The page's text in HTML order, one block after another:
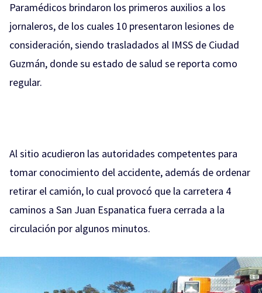
Paramédicos brindaron los primeros auxilios a los
jornaleros, de los cuales 10 presentaron lesiones de
consideración, siendo trasladados al IMSS de Ciudad
Guzmán, donde su estado de salud se reporta como
regular.
Al sitio acudieron las autoridades competentes para
tomar conocimiento del accidente, además de ordenar
retirar el camión, lo cual provocó que la carretera 4
caminos a San Juan Espanatica fuera cerrada a la
circulación por algunos minutos.